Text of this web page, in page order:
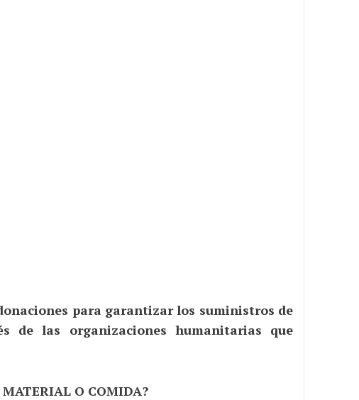
para garantizar los suministros de
de las organizaciones humanitarias que
MATERIAL O COMIDA?